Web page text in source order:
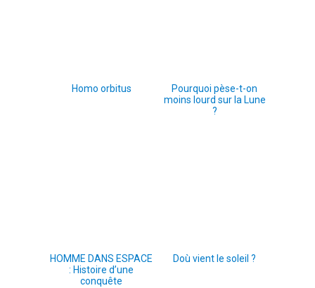
Homo orbitus
Pourquoi pèse-t-on
moins lourd sur la Lune
?
HOMME DANS ESPACE
: Histoire d’une
conquête
Doù vient le soleil ?